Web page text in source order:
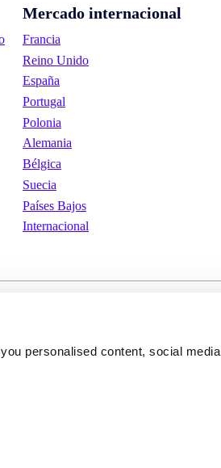
personalised content, social media
Mercado internacional
Francia
Reino Unido
España
Portugal
Polonia
Alemania
Bélgica
Suecia
Países Bajos
Internacional